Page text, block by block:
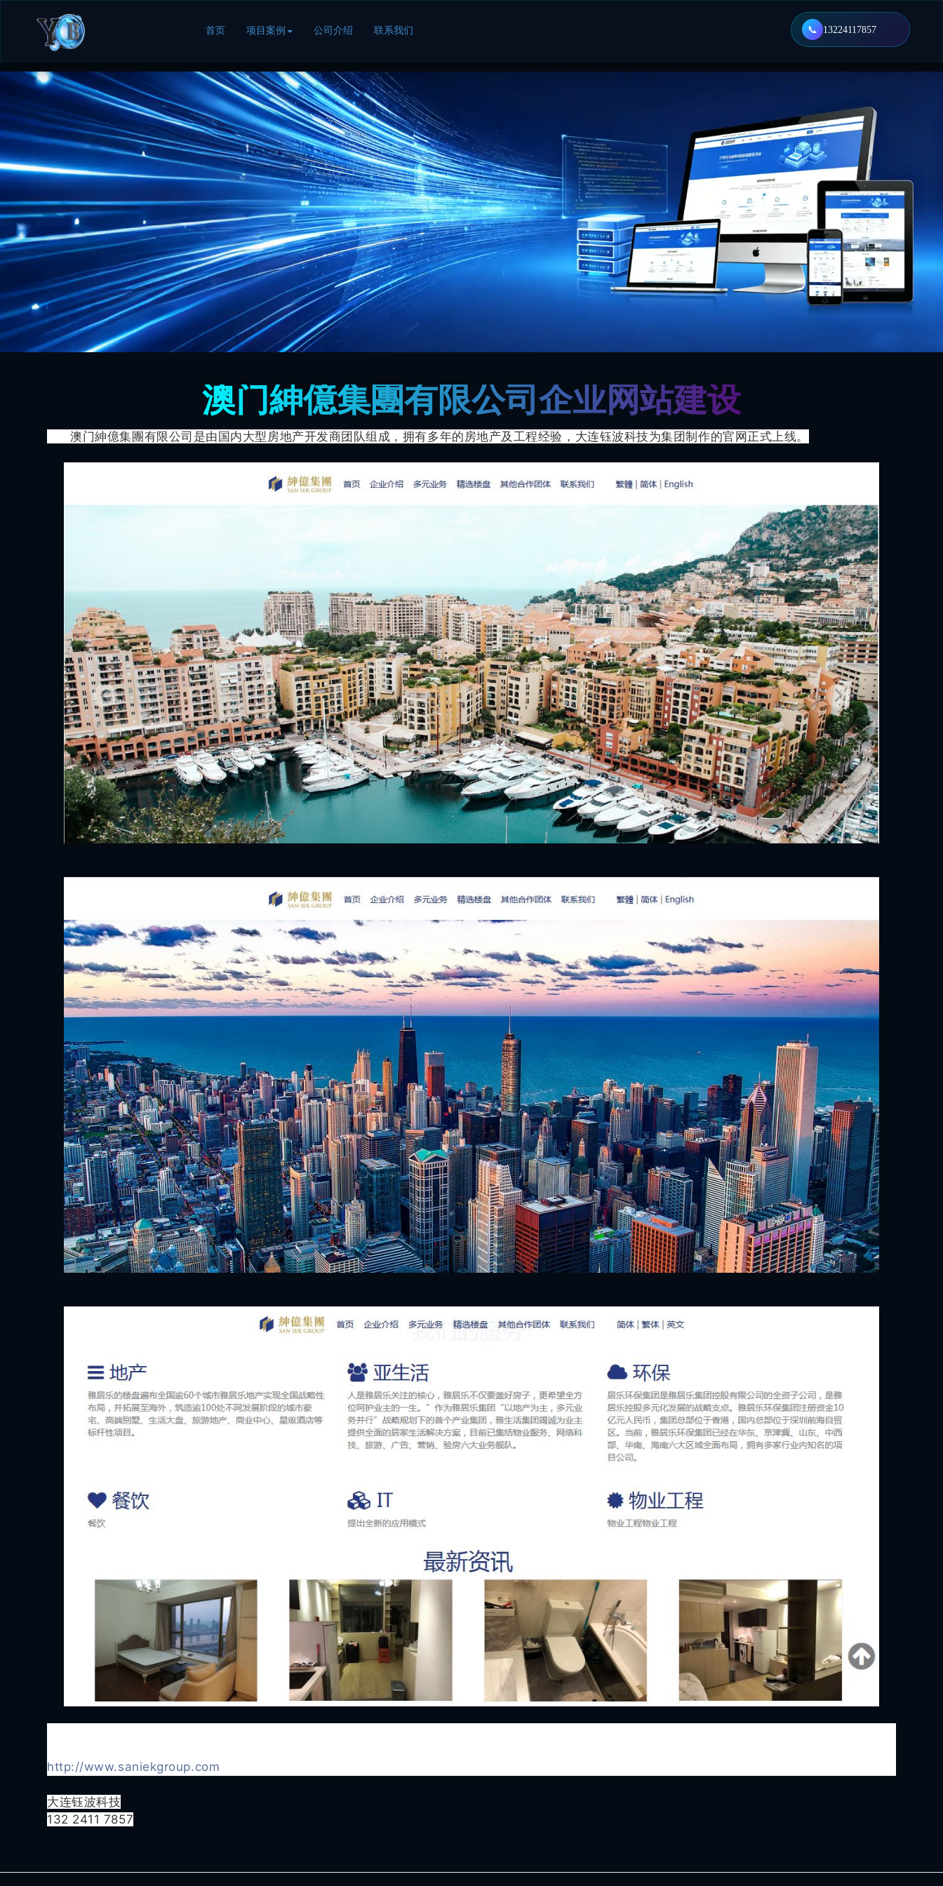
首页 项目案例 公司介绍 联系我们 📞 13224117857
澳门紳億集團有限公司企业网站建设
澳门紳億集團有限公司是由国内大型房地产开发商团队组成，拥有多年的房地产及工程经验，大连钰波科技为集团制作的官网正式上线。
http://www.saniekgroup.com
大连钰波科技
132 2411 7857